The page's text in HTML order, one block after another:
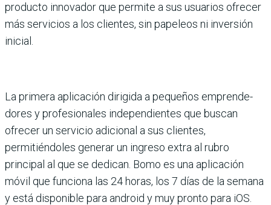
producto innovador que permite a sus usuarios ofre­cer
más servicios a los clien­tes, sin papeleos ni inver­sión
inicial.
La primera aplicación diri­gida a pequeños emprende­
dores y profesionales inde­pendientes que buscan
ofrecer un servicio adicional a sus clientes,
permitiéndo­les generar un ingreso extra al rubro
principal al que se dedican. Bomo es una apli­cación
móvil que funciona las 24 horas, los 7 días de la semana
y está disponible para android y muy pronto para iOS.